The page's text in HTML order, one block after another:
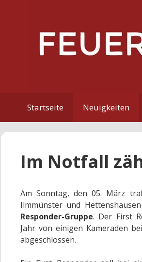
Startseite Neuigkeiten
Im Notfall
Am Sonntag, den 05. März
Ilmmünster und
Responder-Gruppe. Der First
Jahr von einigen Kameraden
abgeschlossen.